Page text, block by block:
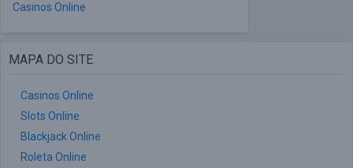
Casinos Online
MAPA DO SITE
Casinos Online
Slots Online
Blackjack Online
Roleta Online